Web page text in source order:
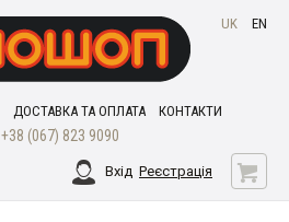
ДОСТАВКА ТА ОПЛАТА КОНТАКТИ
+38 (067) 823 9090
UK EN
Вхід Реєстрація